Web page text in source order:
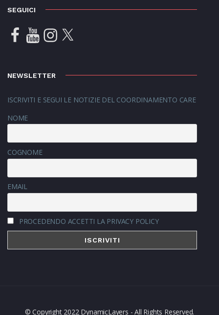
SEGUICI
FacebookYouTubeInstagram
X
NEWSLETTER
ISCRIVITI E SEGUI LE NOTIZIE DEL COORDINAMENTO CARE
NOME
COGNOME
EMAIL
PROCEDENDO ACCETTI LA PRIVACY POLICY
© Copyright 2022 DynamicLayers - All Rights Reserved.